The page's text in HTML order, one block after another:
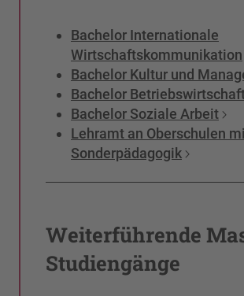
Bachelor Internationale
Wirtschaftskommunikation
Bachelor Kultur und
Bachelor
Bachelor Soziale Arbeit
Lehramt an Oberschulen
Sonderpädagogik
Weiterführende
Studiengänge